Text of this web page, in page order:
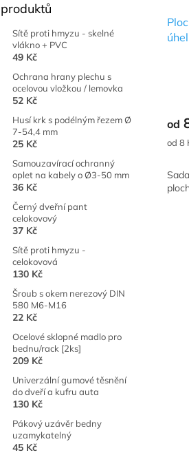
Sítě proti hmyzu - skelné
vlákno + PVC
49 Kč
Ochrana hrany plechu s
ocelovou vložkou / lemovka
52 Kč
Husí krk s podélným řezem Ø
7-54,4 mm
25 Kč
Samouzavírací ochranný
oplet na kabely o Ø3-50 mm
36 Kč
Černý dveřní pant
celokovový
37 Kč
Sítě proti hmyzu -
celokovová
130 Kč
Šroub s okem nerezový DIN
580 M6-M16
22 Kč
Ocelové sklopné madlo pro
bednu/rack [2ks]
209 Kč
Univerzální gumové těsnění
do dveří a kufru auta
130 Kč
Pákový uzávěr bedny
uzamykatelný
45 Kč
od
od 8